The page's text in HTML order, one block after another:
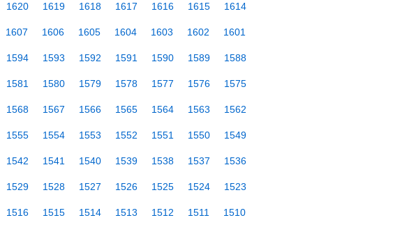
1620 1619 1618 1617 1616 1615 1614
1607 1606 1605 1604 1603 1602 1601
1594 1593 1592 1591 1590 1589 1588
1581 1580 1579 1578 1577 1576 1575
1568 1567 1566 1565 1564 1563 1562
1555 1554 1553 1552 1551 1550 1549
1542 1541 1540 1539 1538 1537 1536
1529 1528 1527 1526 1525 1524 1523
1516 1515 1514 1513 1512 1511 1510